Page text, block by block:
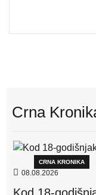
Crna
CRNA KRONIKA
08.08.2026